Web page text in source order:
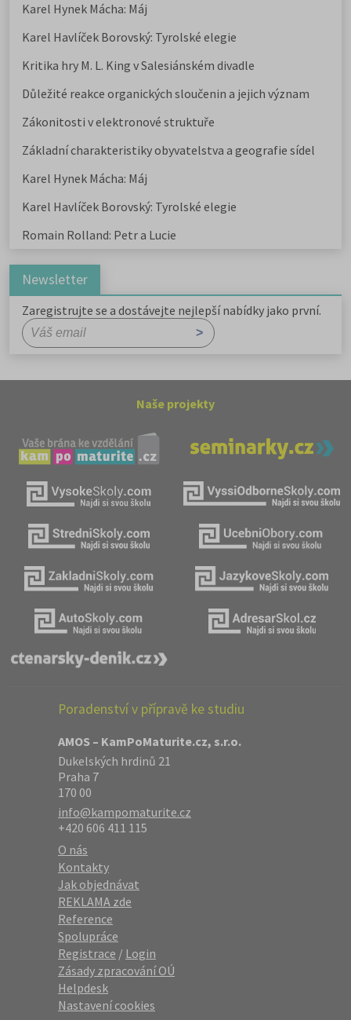
Karel Hynek Mácha: Máj
Karel Havlíček Borovský: Tyrolské elegie
Kritika hry M. L. King v Salesiánském divadle
Důležité reakce organických sloučenin a jejich význam
Zákonitosti v elektronové struktuře
Základní charakteristiky obyvatelstva a geografie sídel
Karel Hynek Mácha: Máj
Karel Havlíček Borovský: Tyrolské elegie
Romain Rolland: Petr a Lucie
Newsletter
Zaregistrujte se a dostávejte nejlepší nabídky jako první.
Naše projekty
Poradenství v přípravě ke studiu
AMOS – KamPoMaturite.cz, s.r.o.
Dukelských hrdinů 21
Praha 7
170 00
info@kampomaturite.cz
+420 606 411 115
O nás
Kontakty
Jak objednávat
REKLAMA zde
Reference
Spolupráce
Registrace / Login
Zásady zpracování OÚ
Helpdesk
Nastavení cookies